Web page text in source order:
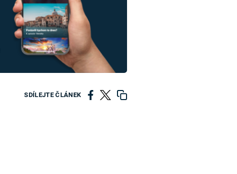
SDÍLEJTE ČLÁNEK